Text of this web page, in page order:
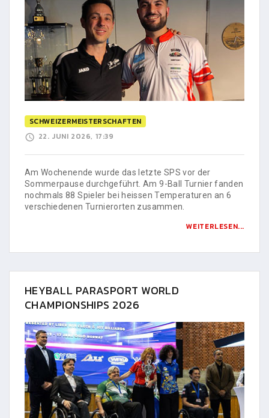
SCHWEIZERMEISTERSCHAFTEN
22. JUNI 2026, 17:39
Am Wochenende wurde das letzte SPS vor der
Sommerpause durchgeführt. Am 9-Ball Turnier fanden
nochmals 88 Spieler bei heissen Temperaturen an 6
verschiedenen Turnierorten zusammen.
WEITERLESEN...
HEYBALL PARASPORT WORLD
CHAMPIONSHIPS 2026